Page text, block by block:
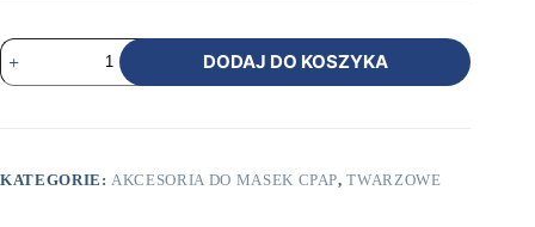
ilość
Mirage
Quattro
DODAJ DO KOSZYKA
KATEGORIE: AKCESORIA DO MASEK CPAP,TWARZOWE